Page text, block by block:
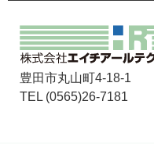
豊田市丸山町4-18-1
TEL (0565)26-7181